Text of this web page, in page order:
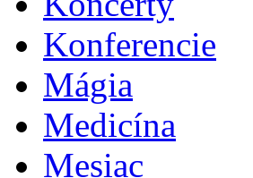
Konferencie
Mágia
Medicína
Mesiac